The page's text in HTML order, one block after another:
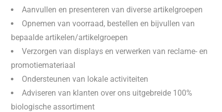
Aanvullen en presenteren van diverse artikelgroepen
Opnemen van voorraad, bestellen en bijvullen van
bepaalde artikelen/artikelgroepen
Verzorgen van displays en verwerken van reclame- en
promotiemateriaal
Ondersteunen van lokale activiteiten
Adviseren van klanten over ons uitgebreide 100%
biologische assortiment